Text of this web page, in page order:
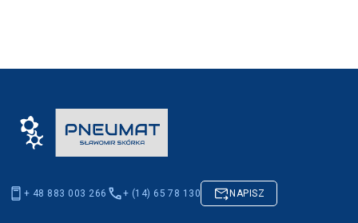
+ 48 883 003 266 + (14) 65 78 130 NAPISZ